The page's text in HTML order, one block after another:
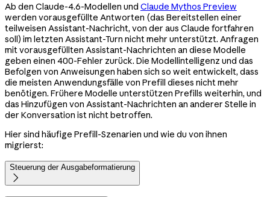
Ab den Claude-4.6-Modellen und Claude Mythos Preview
werden vorausgefüllte Antworten (das Bereitstellen einer
teilweisen Assistant-Nachricht, von der aus Claude fortfahren
soll) im letzten Assistant-Turn nicht mehr unterstützt. Anfragen
mit vorausgefüllten Assistant-Nachrichten an diese Modelle
geben einen 400-Fehler zurück. Die Modellintelligenz und das
Befolgen von Anweisungen haben sich so weit entwickelt, dass
die meisten Anwendungsfälle von Prefill dieses nicht mehr
benötigen. Frühere Modelle unterstützen Prefills weiterhin, und
das Hinzufügen von Assistant-Nachrichten an anderer Stelle in
der Konversation ist nicht betroffen.
Hier sind häufige Prefill-Szenarien und wie du von ihnen
migrierst:
Steuerung der Ausgabeformatierung
